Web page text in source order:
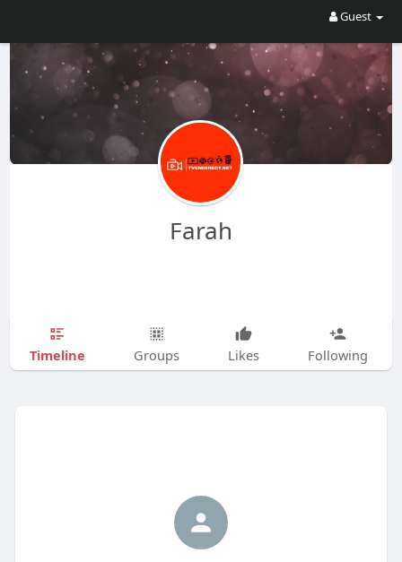
Guest
Farah
Timeline Groups Likes Following